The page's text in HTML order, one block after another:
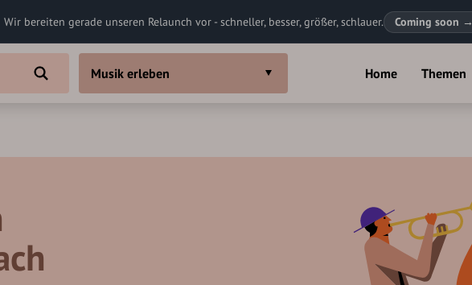
Wir bereiten gerade unseren Relaunch vor - schneller, besser, größer, schlauer. Coming soon →
Home Themen
Musik erleben